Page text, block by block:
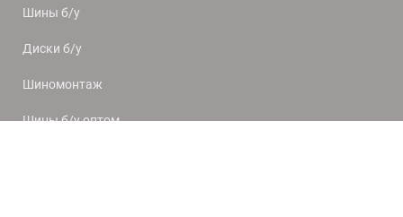
Шины б/у
Диски б/у
Шиномонтаж
Шины б/у оптом